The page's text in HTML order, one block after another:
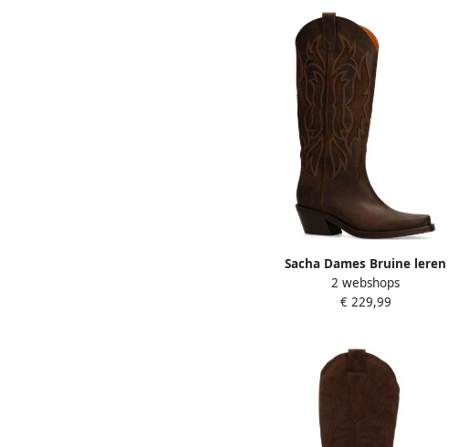
Sacha Dames Bruine leren
cowboylaarzen met sierstiksels
2 webshops
€ 229,99